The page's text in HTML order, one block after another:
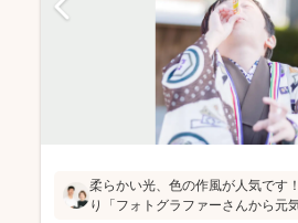
柔らかい光、色の作風が人気です
り「フォトグラファーさんから元